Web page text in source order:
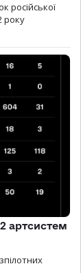
російської
року
артсистем